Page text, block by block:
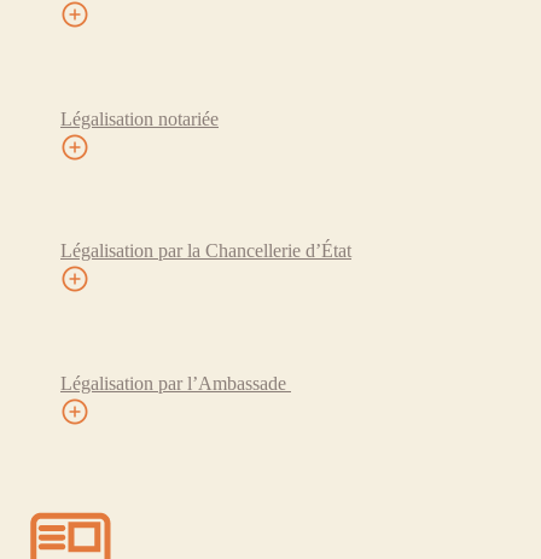
Légalisation notariée
Légalisation par la Chancellerie d’État
Légalisation par l’Ambassade